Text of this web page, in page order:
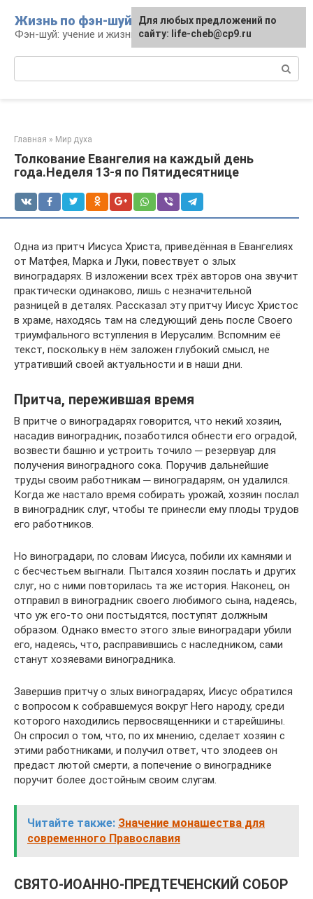
контенту
Жизнь по фэн-шуй
Фэн-шуй: учение и жизнь
Главная » Мир духа
Толкование Евангелия на каждый день
года.Неделя 13-я по Пятидесятнице
Одна из притч Иисуса Христа, приведённая в Евангелиях
от Матфея, Марка и Луки, повествует о злых
виноградарях. В изложении всех трёх авторов она звучит
практически одинаково, лишь с незначительной
разницей в деталях. Рассказал эту притчу Иисус Христос
в храме, находясь там на следующий день после Своего
триумфального вступления в Иерусалим. Вспомним её
текст, поскольку в нём заложен глубокий смысл, не
утративший своей актуальности и в наши дни.
Притча, пережившая время
В притче о виноградарях говорится, что некий хозяин,
насадив виноградник, позаботился обнести его оградой,
возвести башню и устроить точило ─ резервуар для
получения виноградного сока. Поручив дальнейшие
труды своим работникам ─ виноградарям, он удалился.
Когда же настало время собирать урожай, хозяин послал
в виноградник слуг, чтобы те принесли ему плоды трудов
его работников.
Но виноградари, по словам Иисуса, побили их камнями и
с бесчестьем выгнали. Пытался хозяин послать и других
слуг, но с ними повторилась та же история. Наконец, он
отправил в виноградник своего любимого сына, надеясь,
что уж его-то они постыдятся, поступят должным
образом. Однако вместо этого злые виноградари убили
его, надеясь, что, расправившись с наследником, сами
станут хозяевами виноградника.
Завершив притчу о злых виноградарях, Иисус обратился
с вопросом к собравшемуся вокруг Него народу, среди
которого находились первосвященники и старейшины.
Он спросил о том, что, по их мнению, сделает хозяин с
этими работниками, и получил ответ, что злодеев он
предаст лютой смерти, а попечение о винограднике
поручит более достойным своим слугам.
Читайте также: Значение монашества для
современного Православия
СВЯТО-ИОАННО-ПРЕДТЕЧЕНСКИЙ СОБОР
Для любых предложений по
сайту: life-cheb@cp9.ru
Для любых предложений по
сайту: life-cheb@cp9.ru